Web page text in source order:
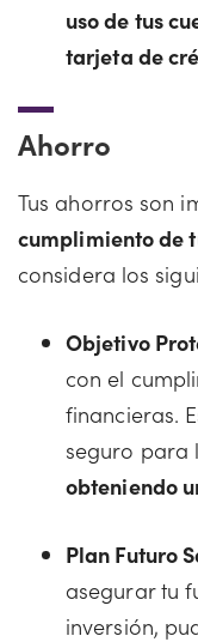
uso de tus
tarjeta de
Ahorro
Tus ahorros son
cumplimiento de
considera los
Objetivo
con el
financieras.
seguro para
obteniendo
Plan Futuro
asegurar tu
inversión,